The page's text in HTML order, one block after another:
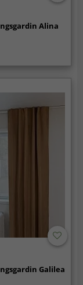
Alina
Galilea